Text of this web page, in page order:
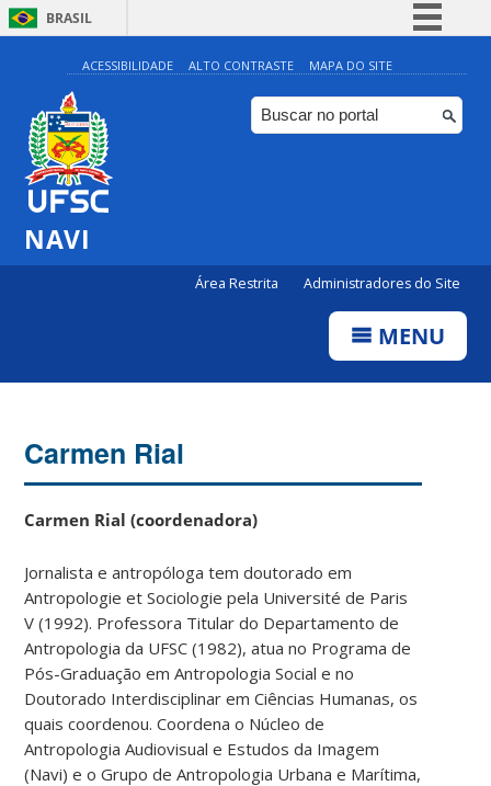
BRASIL
Simplifique!
Comunica BR
Participe
ACESSIBILIDADE ALTO CONTRASTE MAPA DO SITE
NAVI
Área Restrita Administradores do Site
MENU
Carmen Rial
Carmen Rial (coordenadora)
Jornalista e antropóloga tem doutorado em
Antropologie et Sociologie pela Université de Paris
V (1992). Professora Titular do Departamento de
Antropologia da UFSC (1982), atua no Programa de
Pós-Graduação em Antropologia Social e no
Doutorado Interdisciplinar em Ciências Humanas, os
quais coordenou. Coordena o Núcleo de
Antropologia Audiovisual e Estudos da Imagem
(Navi) e o Grupo de Antropologia Urbana e Marítima,